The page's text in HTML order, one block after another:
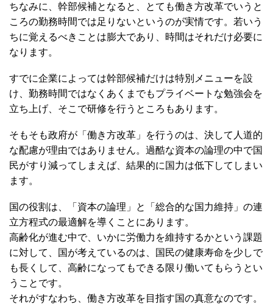
ちなみに、幹部候補となると、とても働き方改革でいうと
ころの勤務時間では足りないというのが実情です。若いう
ちに覚えるべきことは膨大であり、時間はそれだけ必要に
なります。
すでに企業によっては幹部候補だけは特別メニューを設
け、勤務時間ではなくあくまでもプライベートな勉強会を
立ち上げ、そこで研修を行うところもあります。
そもそも政府が「働き方改革」を行うのは、決して人道的
な配慮が理由ではありません。過酷な資本の論理の中で国
民がすり減ってしまえば、結果的に国力は低下してしまい
ます。
国の役割は、「資本の論理」と「総合的な国力維持」の連
立方程式の最適解を導くことにあります。
高齢化が進む中で、いかに労働力を維持するかという課題
に対して、国が考えているのは、国民の健康寿命を少しで
も長くして、高齢になってもできる限り働いてもらうとい
うことです。
それがすなわち、働き方改革を目指す国の真意なのです。